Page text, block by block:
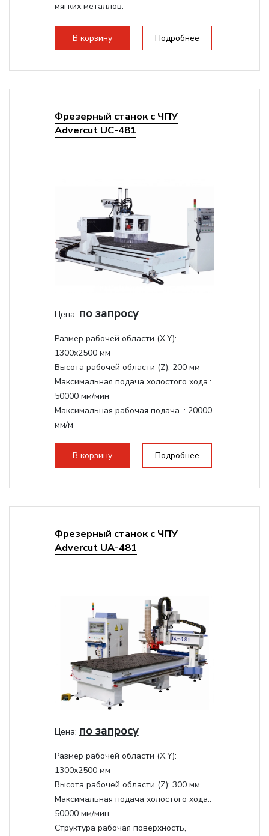
мягких металлов.
В корзину Подробнее
Фрезерный станок с ЧПУ
Advercut UС-481
Цена: по запросу
Размер рабочей области (Х,Y):
1300x2500 мм
Высота рабочей области (Z): 200 мм
Максимальная подача холостого хода.:
50000 мм/мин
Максимальная рабочая подача. : 20000
мм/м
стандартно:Вакуумный стол
Цанговый патрон:ER32
В корзину Подробнее
Фрезерный станок с ЧПУ
Advercut UA-481
Цена: по запросу
Размер рабочей области (Х,Y):
1300x2500 мм
Высота рабочей области (Z): 300 мм
Максимальная подача холостого хода.:
50000 мм/мин
Структура рабочая поверхность,